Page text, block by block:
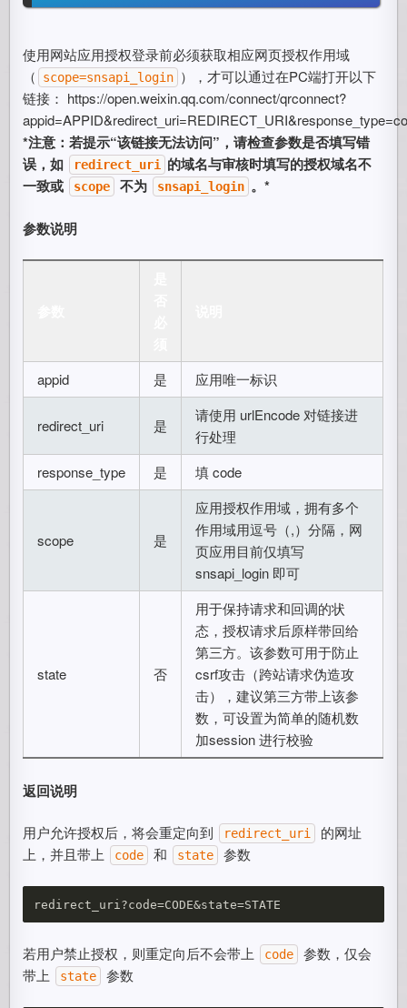
使用网站应用授权登录前必须获取相应网页授权作用域
（
scope=snsapi_login ），才可以通过在PC端打开以下
链接： https://open.weixin.qq.com/connect/qrconnect?
*注意：若提示“该链接无法访问”，请检查参数是否填写错
误，如
redirect_uri 的域名与审核时填写的授权域名不
一致或
scope 不为 snsapi_login 。*
参数说明
appid 是 应用唯一标识
redirect_uri 是
请使用 urlEncode 对链接进
行处理
response_type
是 填 code
scope 是
应用授权作用域，拥有多个
作用域用逗号（,）分隔，网
页应用目前仅填写
snsapi_login 即可
state 否
用于保持请求和回调的状
态，授权请求后原样带回给
第三方。该参数可用于防止
csrf攻击（跨站请求伪造攻
击），建议第三方带上该参
数，可设置为简单的随机数
加session 进行校验
返回说明
用户允许授权后，将会重定向到 redirect_uri
的网址
上，并且带上
code 和 state 参数
若用户禁止授权，则重定向后不会带上 code
参数，仅会
带上
state 参数